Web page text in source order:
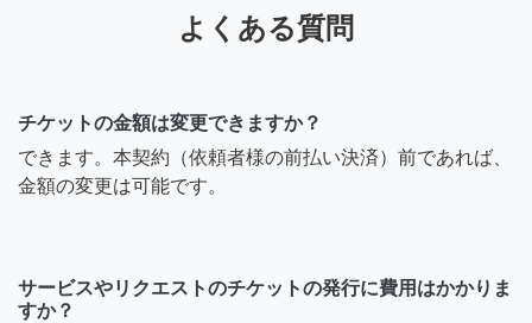
よくある質問
チケットの金額は変更できますか？
できます。本契約（依頼者様の前払い決済）前であれば、
金額の変更は可能です。
サービスやリクエストのチケットの発行に費用はかかりま
すか？